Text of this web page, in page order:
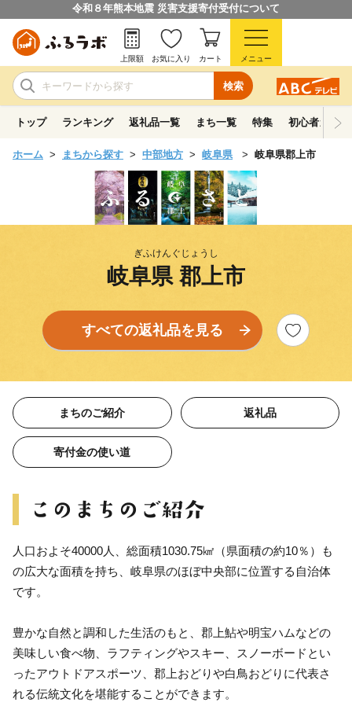
令和８年熊本地震 災害支援寄付受付について
検索
上限額 お気に入り カート メニュー
トップ ランキング 返礼品一覧 まち一覧 特集 初心者ガイド
ホーム まちから探す 中部地方 岐阜県 岐阜県郡上市
ぎふけんぐじょうし
岐阜県 郡上市
すべての返礼品を見る
まちのご紹介 返礼品
寄付金の使い道
人口およそ40000人、総面積1030.75㎢（県面積の約10％）も
の広大な面積を持ち、岐阜県のほぼ中央部に位置する自治体
です。
豊かな自然と調和した生活のもと、郡上鮎や明宝ハムなどの
美味しい食べ物、ラフティングやスキー、スノーボードとい
ったアウトドアスポーツ、郡上おどりや白鳥おどりに代表さ
れる伝統文化を堪能することができます。